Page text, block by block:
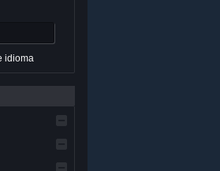
reservados.
países.
idioma